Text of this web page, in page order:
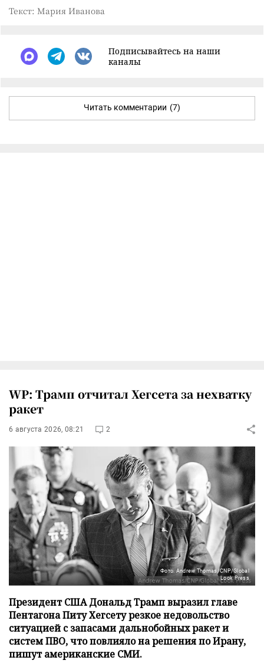
Текст: Мария Иванова
Подписывайтесь на наши
каналы
Читать комментарии (7)
WP: Трамп отчитал Хегсета за нехватку
ракет
6 августа 2026, 08:21 2
Фото: Andrew Thomas/CNP/Global
Look Press
Президент США Дональд Трамп выразил главе
Пентагона Питу Хегсету резкое недовольство
ситуацией с запасами дальнобойных ракет и
систем ПВО, что повлияло на решения по Ирану,
пишут американские СМИ.